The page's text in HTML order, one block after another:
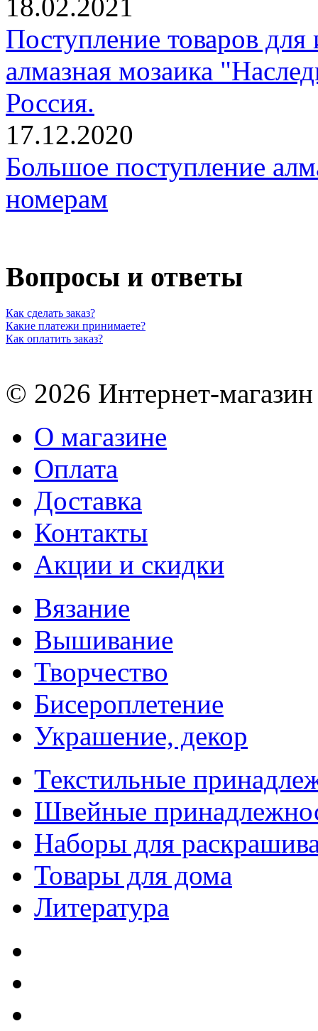
18.02.2021
Поступление товаров для
алмазная мозаика
Россия.
17.12.2020
Большое поступление
номерам
Вопросы и ответы
Как сделать заказ?
Какие платежи принимаете?
Как оплатить заказ?
© 2026 Интернет-
О магазине
Оплата
Доставка
Контакты
Акции и скидки
Вязание
Вышивание
Творчество
Бисероплетение
Украшение, декор
Текстильные
Швейные
Наборы для
Товары для дома
Литература